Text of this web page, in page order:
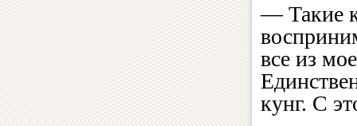
— Такие
все из
кунг. С